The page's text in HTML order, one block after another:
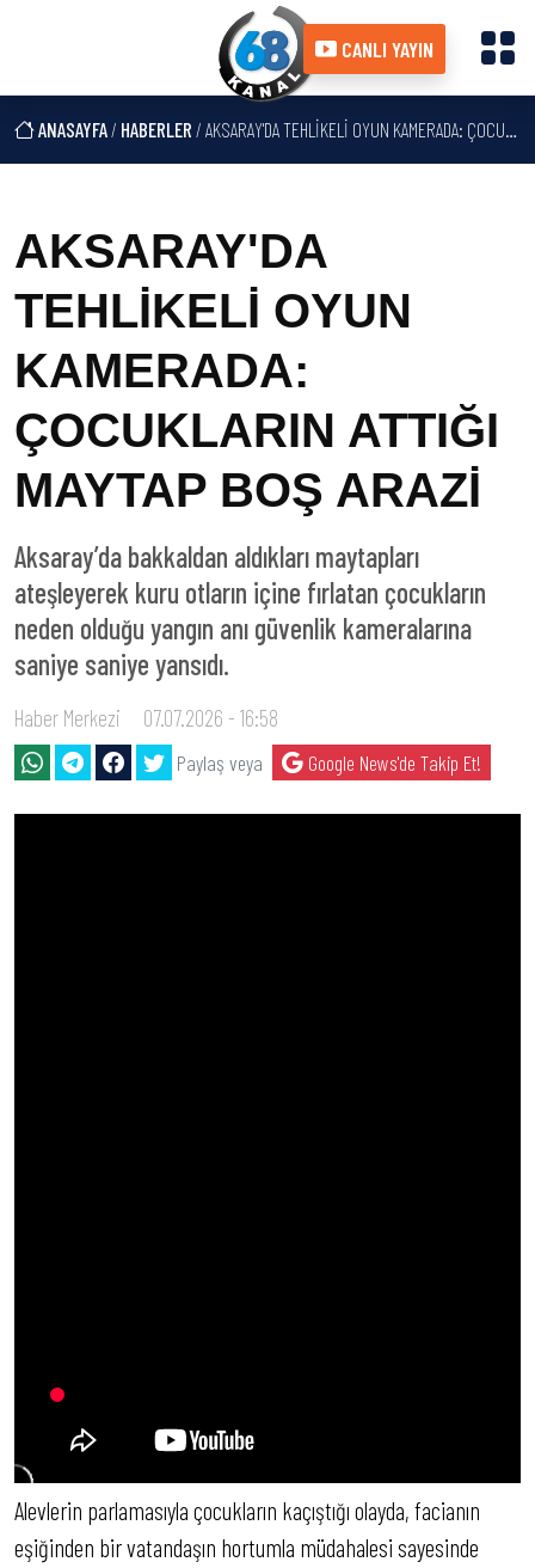
CANLI YAYIN
ANASAYFA/ HABERLER / AKSARAY'DA TEHLİKELİ OYUN KAMERADA: ÇOCUKLARIN ATTIĞI MAYTAP BOŞ ARAZİ
AKSARAY'DA
TEHLİKELİ OYUN
KAMERADA:
ÇOCUKLARIN ATTIĞI
MAYTAP BOŞ ARAZİ
Aksaray’da bakkaldan aldıkları maytapları
ateşleyerek kuru otların içine fırlatan çocukların
neden olduğu yangın anı güvenlik kameralarına
saniye saniye yansıdı.
Haber Merkezi 07.07.2026 - 16:58
Paylaş veya Google News'de Takip Et!
Alevlerin parlamasıyla çocukların kaçıştığı olayda, facianın
eşiğinden bir vatandaşın hortumla müdahalesi sayesinde